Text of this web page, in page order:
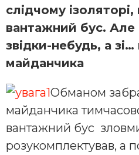
слідчому
вантажний бус. Але
звідки-небудь, а
майданчика
Обманом
майданчика
вантажний бус
розукомплектував, а